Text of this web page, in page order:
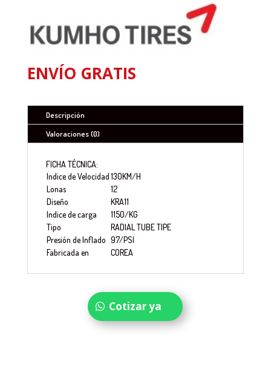
ENVÍO GRATIS
Descripción
Valoraciones (0)
FICHA TÉCNICA:
Indice de Velocidad130KM/H
Lonas
12
Diseño
KRA11
Indice de carga
1150/KG
Tipo
RADIAL TUBE TIPE
Presión de Inflado 97/PSI
Fabricada en
COREA
Cotizar ya